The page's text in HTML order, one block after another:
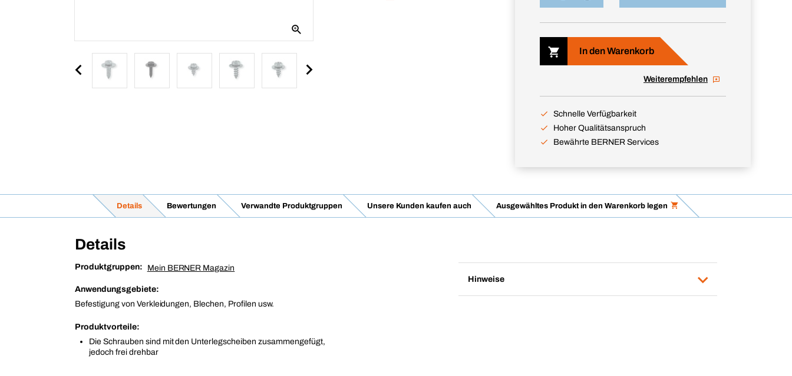
In den Warenkorb
Weiterempfehlen
Schnelle Verfügbarkeit
Hoher Qualitätsanspruch
Bewährte BERNER Services
Details Bewertungen Verwandte Produktgruppen Unsere Kunden kaufen auch Ausgewähltes Produkt in den Warenkorb legen
Details
Produktgruppen: Mein BERNER Magazin
Anwendungsgebiete:
Befestigung von Verkleidungen, Blechen, Profilen usw.
Produktvorteile:
Die Schrauben sind mit den Unterlegscheiben zusammengefügt,
jedoch frei drehbar
Hinweise